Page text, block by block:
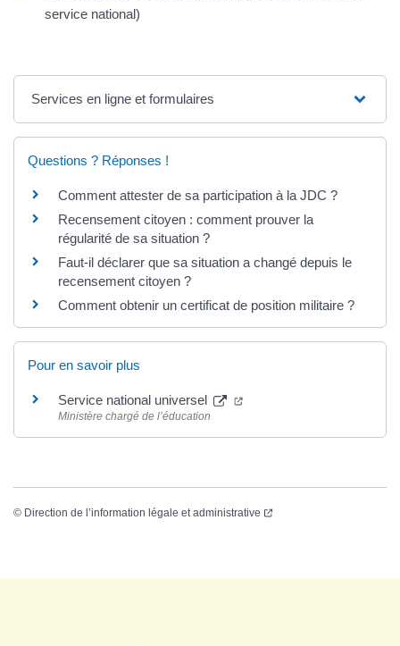
service national)
Services en ligne et formulaires
Questions ? Réponses !
Comment attester de sa participation à la JDC ?
Recensement citoyen : comment prouver la
régularité de sa situation ?
Faut-il déclarer que sa situation a changé depuis le
recensement citoyen ?
Comment obtenir un certificat de position militaire ?
Pour en savoir plus
Service national universel
Ministère chargé de l’éducation
© Direction de l’information légale et administrative